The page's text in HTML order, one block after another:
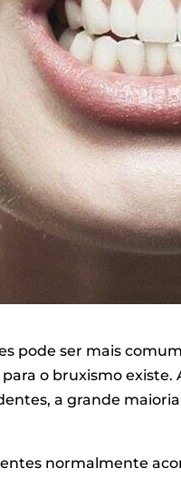
pode ser mais
o bruxismo existe.
a grande
normalmente